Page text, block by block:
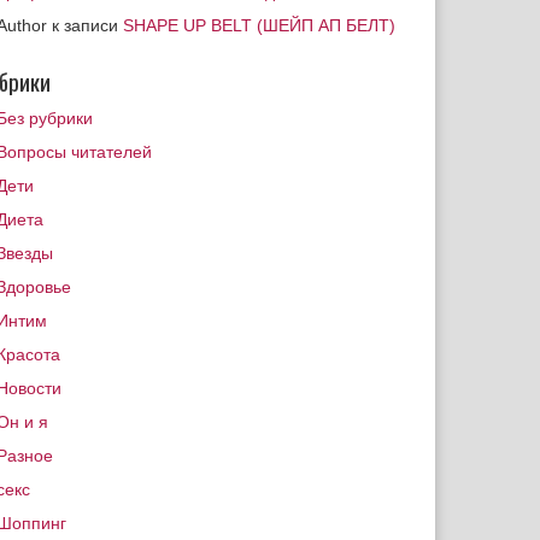
к записи SHAPE UP BELT (ШЕЙП АП БЕЛТ)
рубрики
читателей
и я